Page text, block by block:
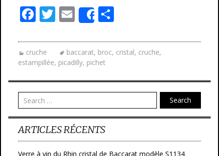
F
e
b
o
o
k
T
itt
er
E
m
ai
l
Share
ta
g
er
cruche baccarat, broc, cristal, cruche,
estampillée, picadilly, pichet
Search
ARTICLES RÉCENTS
Verre à vin du Rhin cristal de Baccarat modèle S1134